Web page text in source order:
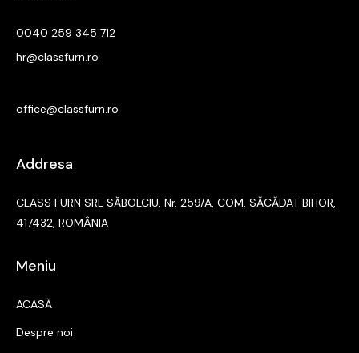
0040 259 345 712
hr@classfurn.ro
office@classfurn.ro
Addresa
CLASS FURN SRL SĂBOLCIU, Nr. 259/A, COM. SĂCĂDAT BIHOR,
417432, ROMÂNIA
Meniu
ACASĂ
Despre noi